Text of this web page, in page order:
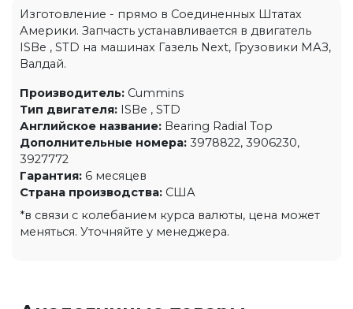
Изготовление - прямо в Соединенных Штатах
Америки. Запчасть устанавливается в двигатель
ISBe , STD на машинах Газель Next, Грузовики МАЗ,
Валдай.
Производитель: Cummins
Тип двигателя: ISBe , STD
Английское название: Bearing Radial Top
Дополнительные номера: 3978822, 3906230,
3927772
Гарантия: 6 месяцев
Страна производства: США
*в связи с колебанием курса валюты, цена может
меняться. Уточняйте у менеджера.